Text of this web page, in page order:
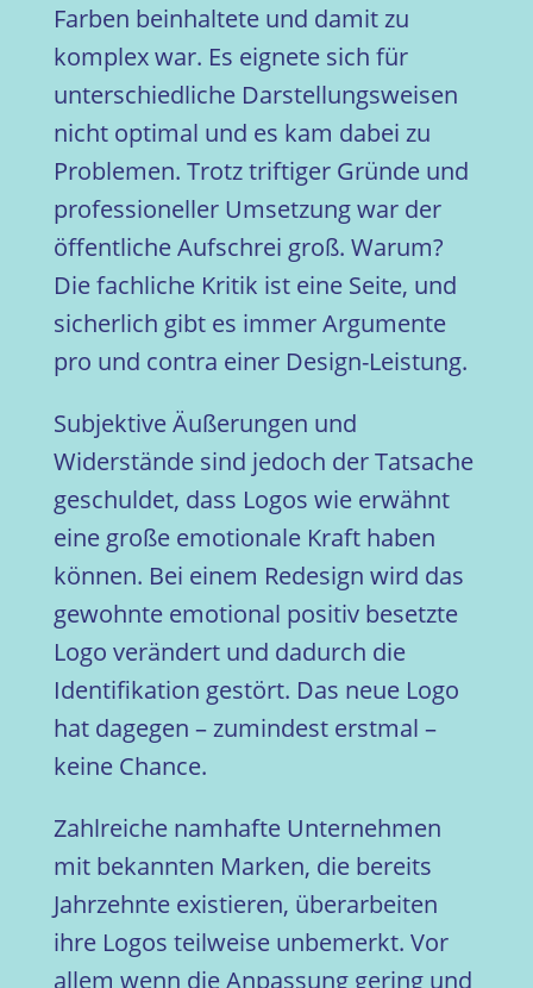
Farben beinhaltete und damit zu
komplex war. Es eignete sich für
unterschiedliche Darstellungsweisen
nicht optimal und es kam dabei zu
Problemen. Trotz triftiger Gründe und
professioneller Umsetzung war der
öffentliche Aufschrei groß. Warum?
Die fachliche Kritik ist eine Seite, und
sicherlich gibt es immer Argumente
pro und contra einer Design-Leistung.
Subjektive Äußerungen und
Widerstände sind jedoch der Tatsache
geschuldet, dass Logos wie erwähnt
eine große emotionale Kraft haben
können. Bei einem Redesign wird das
gewohnte emotional positiv besetzte
Logo verändert und dadurch die
Identifikation gestört. Das neue Logo
hat dagegen – zumindest erstmal –
keine Chance.
Zahlreiche namhafte Unternehmen
mit bekannten Marken, die bereits
Jahrzehnte existieren, überarbeiten
ihre Logos teilweise unbemerkt. Vor
allem wenn die Anpassung gering und